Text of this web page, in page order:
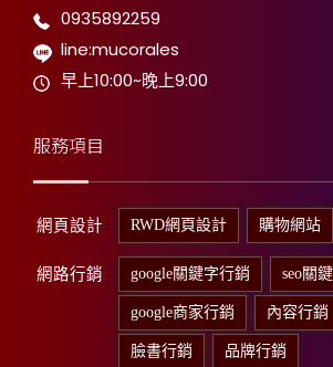
0935892259
line:mucorales
早上10:00~晚上9:00
服務項目
網頁設計 RWD網頁設計 購物網站
網路行銷 google關鍵字行銷 seo關
google商家行銷 內容行銷
臉書行銷 品牌行銷